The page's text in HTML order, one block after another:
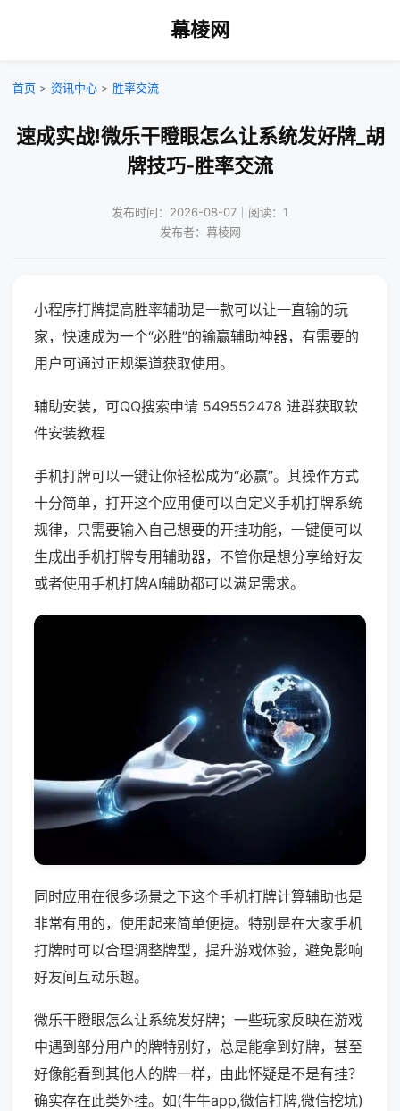
幕棱网
首页 > 资讯中心 > 胜率交流
速成实战!微乐干瞪眼怎么让系统发好牌_胡
牌技巧-胜率交流
发布时间：2026-08-07｜阅读：1
发布者：幕棱网
小程序打牌提高胜率辅助是一款可以让一直输的玩
家，快速成为一个“必胜”的输赢辅助神器，有需要的
用户可通过正规渠道获取使用。
辅助安装，可QQ搜索申请 549552478 进群获取软
件安装教程
手机打牌可以一键让你轻松成为“必赢”。其操作方式
十分简单，打开这个应用便可以自定义手机打牌系统
规律，只需要输入自己想要的开挂功能，一键便可以
生成出手机打牌专用辅助器，不管你是想分享给好友
或者使用手机打牌AI辅助都可以满足需求。
同时应用在很多场景之下这个手机打牌计算辅助也是
非常有用的，使用起来简单便捷。特别是在大家手机
打牌时可以合理调整牌型，提升游戏体验，避免影响
好友间互动乐趣。
微乐干瞪眼怎么让系统发好牌；一些玩家反映在游戏
中遇到部分用户的牌特别好，总是能拿到好牌，甚至
好像能看到其他人的牌一样，由此怀疑是不是有挂？
确实存在此类外挂。如(牛牛app,微信打牌,微信挖坑)